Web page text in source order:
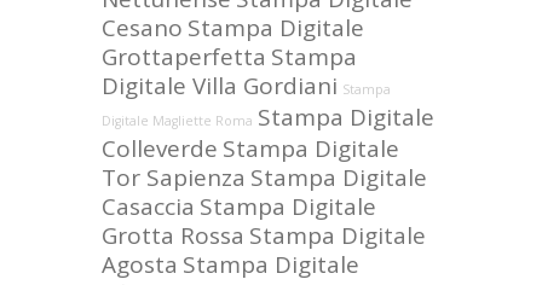
Cesano Stampa Digitale
Grottaperfetta Stampa
Digitale Villa Gordiani Stampa
Digitale Magliette Roma Stampa Digitale
Colleverde Stampa Digitale
Tor Sapienza Stampa Digitale
Casaccia Stampa Digitale
Grotta Rossa Stampa Digitale
Agosta Stampa Digitale